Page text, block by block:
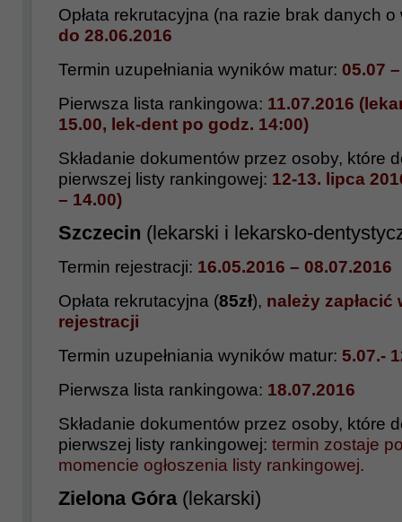
Opłata rekrutacyjna (na razie brak danych o
do 28.06.2016
Termin uzupełniania wyników matur: 05.07
Pierwsza lista rankingowa: 11.07.2016
15.00, lek-dent po godz. 14:00)
Składanie dokumentów przez osoby, które
pierwszej listy rankingowej: 12-13. lipca
– 14.00)
Szczecin (lekarski i lekarsko-
Termin rejestracji: 16.05.2016 – 08.07.2016
Opłata rekrutacyjna (85zł), należy zapłacić
rejestracji
Termin uzupełniania wyników matur: 5.07.-
Pierwsza lista rankingowa: 18.07.2016
Składanie dokumentów przez osoby, które
pierwszej listy rankingowej: termin zostaje
momencie ogłoszenia listy rankingowej.
Zielona Góra (lekarski)